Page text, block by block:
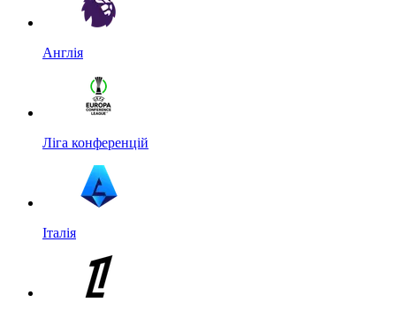
Англія
Ліга конференцій
Італія